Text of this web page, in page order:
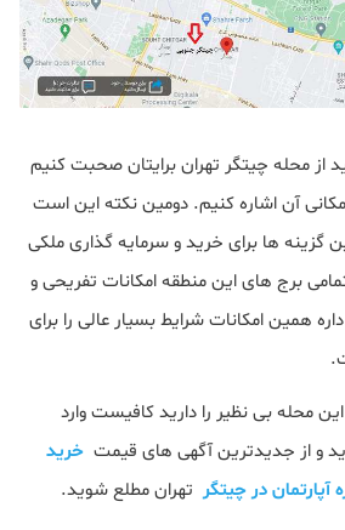
از محله چیتگر تهران برایتان صحبت کنیم
آن اشاره کنیم. دومین نکته این است
گزینه ها برای خرید و سرمایه‌ گذاری ملکی
برج‌ های این منطقه امکانات تفریحی و
همین امکانات شرایط بسیار عالی را برای
محله بی نظیر را دارید کافیست وارد
و از جدیدترین آگهی های قیمت خرید
آپارتمان در چیتگر تهران مطلع شوید.